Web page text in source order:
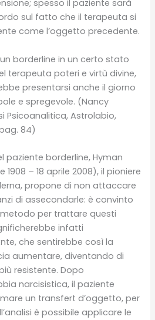
spesso il paziente sarà
sul fatto che il terapeuta si
come l’oggetto precedente.
borderline in un certo stato
terapeuta poteri e virtù divine,
presentarsi anche il giorno
e spregevole. (Nancy
Psicoanalitica, Astrolabio,
84)
paziente borderline, Hyman
– 18 aprile 2008), il pioniere
propone di non attaccare
di assecondarle: è convinto
per trattare questi
infatti
che sentirebbe così la
aumentare, diventando di
resistente. Dopo
narcisistica, il paziente
un transfert d’oggetto, per
è possibile applicare le